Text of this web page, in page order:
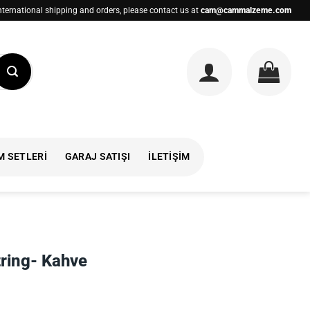
shipping and orders, please contact us at cam@cammalzeme.com
SETLERI GARAJ SATIŞI İLETIŞIM
Kahve